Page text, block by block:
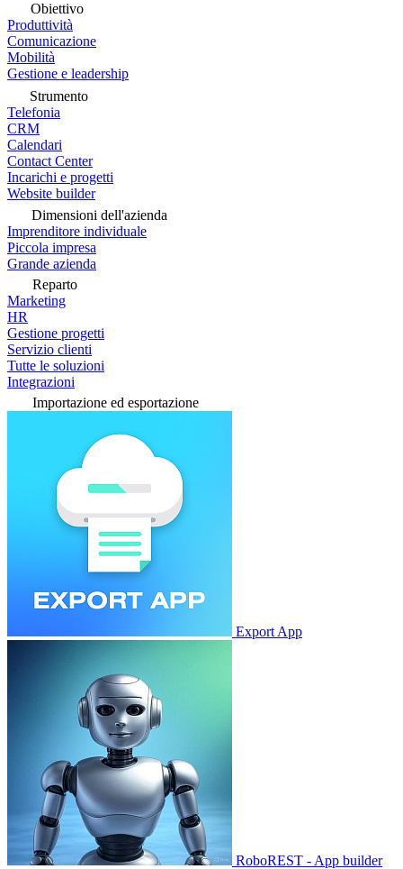
Obiettivo
Produttività
Comunicazione
Mobilità
Gestione e leadership
Strumento
Telefonia
CRM
Calendari
Contact Center
Incarichi e progetti
Website builder
Dimensioni dell'azienda
Imprenditore individuale
Piccola impresa
Grande azienda
Reparto
Marketing
HR
Gestione progetti
Servizio clienti
Tutte le soluzioni
Integrazioni
Importazione ed esportazione
Export App
RoboREST - App builder